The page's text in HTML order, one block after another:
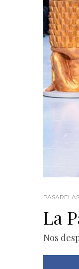
PASARELAS
La
Nos